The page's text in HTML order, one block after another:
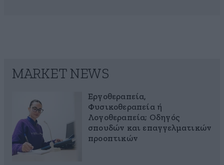
MARKET NEWS
Εργοθεραπεία,
Φυσικοθεραπεία ή
Λογοθεραπεία; Οδηγός
σπουδών και επαγγελματικών
προοπτικών